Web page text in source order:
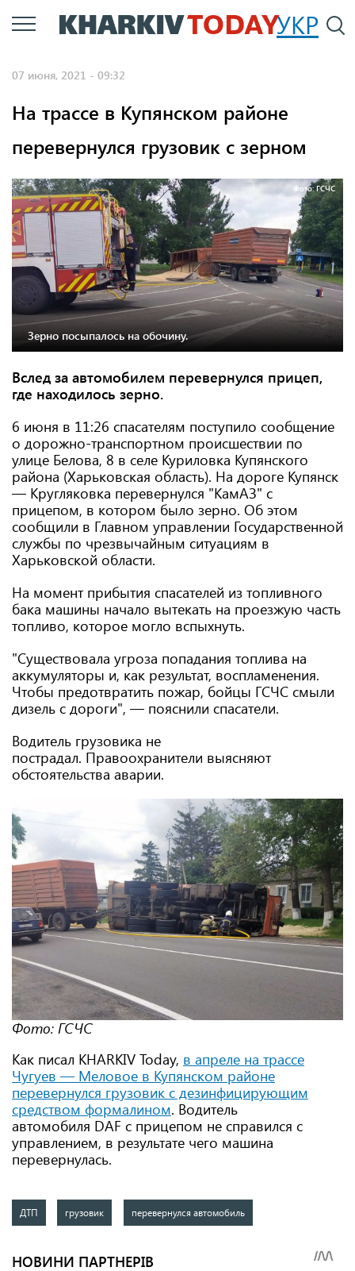
Перейти
к
УКР
07 июня, 2021 - 09:32
На трассе в Купянском районе
перевернулся грузовик с зерном
Фото: ГСЧС
Зерно посыпалось на обочину.
Вслед за автомобилем перевернулся прицеп,
где находилось зерно.
6 июня в 11:26 спасателям поступило сообщение
о дорожно-транспортном происшествии по
улице Белова, 8 в селе Куриловка Купянского
района (Харьковская область). На дороге Купянск
— Кругляковка перевернулся "КамАЗ" с
прицепом, в котором было зерно. Об этом
сообщили в Главном управлении Государственной
службы по чрезвычайным ситуациям в
Харьковской области.
На момент прибытия спасателей из топливного
бака машины начало вытекать на проезжую часть
топливо, которое могло вспыхнуть.
"Существовала угроза попадания топлива на
аккумуляторы и, как результат, воспламенения.
Чтобы предотвратить пожар, бойцы ГСЧС смыли
дизель с дороги", — пояснили спасатели.
Водитель грузовика не
пострадал. Правоохранители выясняют
обстоятельства аварии.
Фото: ГСЧС
Как писал KHARKIV Today, в апреле на трассе
Чугуев — Меловое в Купянском районе
перевернулся грузовик с дезинфицирующим
средством формалином. Водитель
автомобиля DAF с прицепом не справился с
управлением, в результате чего машина
перевернулась.
ДТП грузовик перевернулся автомобиль